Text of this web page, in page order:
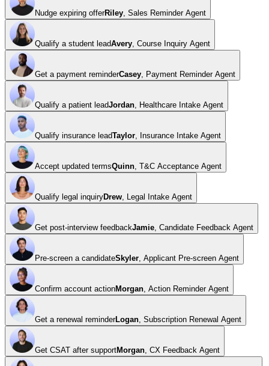
Nudge expiring offerRiley Sales Reminder Agent
Qualify a student leadAvery Course Inquiry Agent
Get a payment reminderCasey Payment Reminder Agent
Qualify a patient leadJordan Healthcare Intake Agent
Qualify insurance leadTaylor Insurance Intake Agent
Accept updated termsQuinn T&C Acceptance Agent
Qualify legal inquiryDrew Legal Intake Agent
Get post-interview feedbackJamie Candidate Feedback Agent
Pre-screen a candidateSkyler Applicant Pre-screen Agent
Confirm account actionMorgan Action Reminder Agent
Get a renewal reminderLogan Subscription Renewal Agent
Get CSAT after supportMorgan CX Feedback Agent